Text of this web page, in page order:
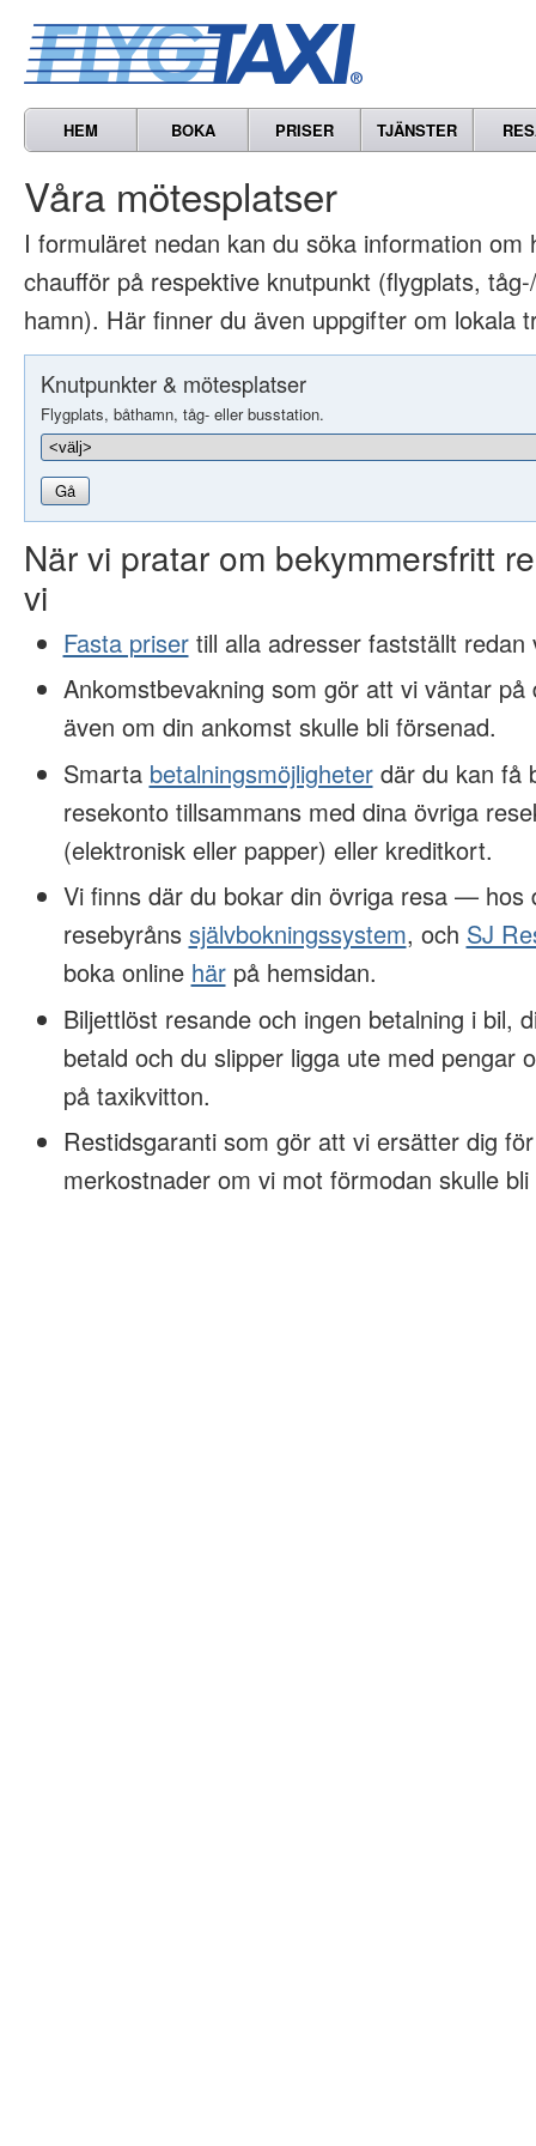
HEM BOKA PRISER TJÄNSTER
Våra mötesplatser
I formuläret nedan kan du söka information om
chaufför på respektive knutpunkt (flygplats,
hamn). Här finner du även uppgifter om lokala
Knutpunkter & mötesplatser
Flygplats, båthamn, tåg- eller busstation.
Gå
När vi pratar om bekymmersfritt
vi
Fasta prisertill alla adresser fastställt redan
Ankomstbevakning som gör att vi väntar på
även om din ankomst skulle bli försenad.
Smarta betalningsmöjligheterdär du kan få
resekonto tillsammans med dina övriga
(elektronisk eller papper) eller kreditkort.
Vi finns där du bokar din övriga resa — hos
resebyråns självbokningssystem, och SJ
boka online härpå hemsidan.
Biljettlöst resande och ingen betalning i bil,
betald och du slipper ligga ute med pengar
på taxikvitton.
Restidsgaranti som gör att vi ersätter dig
merkostnader om vi mot förmodan skulle